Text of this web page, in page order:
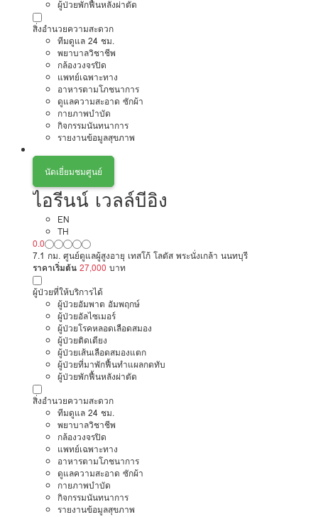
ผู้ป่วยพักฟื้นหลังผ่าตัด
สิ่งอำนวยความสะดวก
ทีมดูแล 24 ชม.
พยาบาลวิชาชีพ
กล้องวงจรปิด
แพทย์เฉพาะทาง
อาหารตามโภชนาการ
ดูแลความสะอาด ซักผ้า
กายภาพบำบัด
กิจกรรมนันทนาการ
รายงานข้อมูลสุขภาพ
นัดเยี่ยมชมศูนย์
ไอรีนน์ เวลล์บีอิง
EN
TH
0.0
7.1 กม. ศูนย์ดูแลผู้สูงอายุ เทสโก้ โลตัส พระนั่งเกล้า นนทบุรี
ราคาเริ่มต้น 27,000 บาท
ผู้ป่วยที่ให้บริการได้
ผู้ป่วยอัมพาต อัมพฤกษ์
ผู้ป่วยอัลไซเมอร์
ผู้ป่วยโรคหลอดเลือดสมอง
ผู้ป่วยติดเตียง
ผู้ป่วยเส้นเลือดสมองแตก
ผู้ป่วยที่มาพักฟื้นทำแผลกดทับ
ผู้ป่วยพักฟื้นหลังผ่าตัด
สิ่งอำนวยความสะดวก
ทีมดูแล 24 ชม.
พยาบาลวิชาชีพ
กล้องวงจรปิด
แพทย์เฉพาะทาง
อาหารตามโภชนาการ
ดูแลความสะอาด ซักผ้า
กายภาพบำบัด
กิจกรรมนันทนาการ
รายงานข้อมูลสุขภาพ